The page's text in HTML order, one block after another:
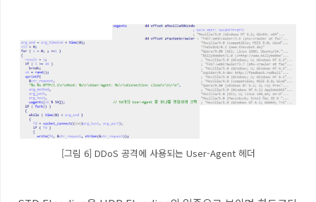
[그림 6] DDoS 공격에 사용되는 User-Agent 헤더